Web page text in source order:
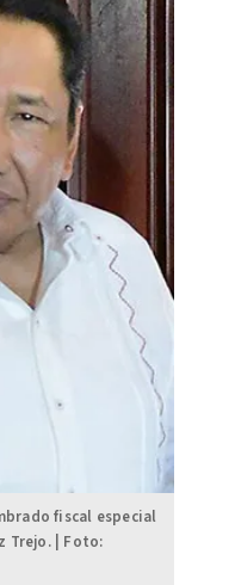
fiscal especial
Trejo. | Foto: